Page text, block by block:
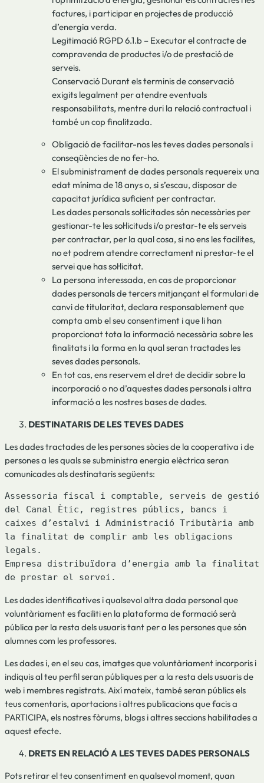
factures, i participar en projectes de producció
d’energia verda.
Legitimació RGPD 6.1.b – Executar el contracte de
compravenda de productes i/o de prestació de
serveis.
Conservació Durant els terminis de conservació
exigits legalment per atendre eventuals
responsabilitats, mentre duri la relació contractual i
també un cop finalitzada.
Obligació de facilitar-nos les teves dades personals i
conseqüències de no fer-ho.
El subministrament de dades personals requereix una
edat mínima de 18 anys o, si s’escau, disposar de
capacitat jurídica suficient per contractar.
Les dades personals sol·licitades són necessàries per
gestionar-te les sol·licituds i/o prestar-te els serveis
per contractar, per la qual cosa, si no ens les facilites,
no et podrem atendre correctament ni prestar-te el
servei que has sol·licitat.
La persona interessada, en cas de proporcionar
dades personals de tercers mitjançant el formulari de
canvi de titularitat, declara responsablement que
compta amb el seu consentiment i que li han
proporcionat tota la informació necessària sobre les
finalitats i la forma en la qual seran tractades les
seves dades personals.
En tot cas, ens reservem el dret de decidir sobre la
incorporació o no d’aquestes dades personals i altra
informació a les nostres bases de dades.
DESTINATARIS DE LES TEVES DADES
Les dades tractades de les persones sòcies de la cooperativa i de
persones a les quals se subministra energia elèctrica seran
comunicades als destinataris següents:
Assessoria fiscal i comptable, serveis de gestió
del Canal Ètic, registres públics, bancs i
caixes d’estalvi i Administració Tributària amb
la finalitat de complir amb les obligacions
legals.
Empresa distribuïdora d’energia amb la finalitat
de prestar el servei.
Les dades identificatives i qualsevol altra dada personal que
voluntàriament es faciliti en la plataforma de formació serà
pública per la resta dels usuaris tant per a les persones que són
alumnes com les professores.
Les dades i, en el seu cas, imatges que voluntàriament incorporis i
indiquis al teu perfil seran públiques per a la resta dels usuaris de
web i membres registrats. Així mateix, també seran públics els
teus comentaris, aportacions i altres publicacions que facis a
PARTICIPA, els nostres fòrums, blogs i altres seccions habilitades a
aquest efecte.
DRETS EN RELACIÓ A LES TEVES DADES PERSONALS
Pots retirar el teu consentiment en qualsevol moment, quan